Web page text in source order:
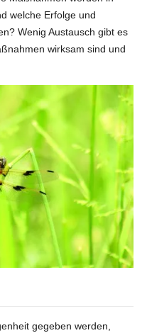
welche Erfolge und
Wenig Austausch gibt es
wirksam sind und
gegeben werden,